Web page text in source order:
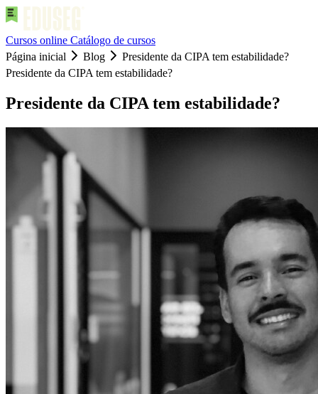
Cursos online Catálogo de cursos
Página inicial
Blog
Presidente da CIPA tem estabilidade?
Presidente da CIPA tem estabilidade?
Presidente da CIPA tem estabilidade?